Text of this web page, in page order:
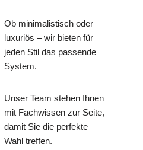
Ob minimalistisch oder
luxuriös – wir bieten für
jeden Stil das passende
System.
Unser Team stehen Ihnen
mit Fachwissen zur Seite,
damit Sie die perfekte
Wahl treffen.